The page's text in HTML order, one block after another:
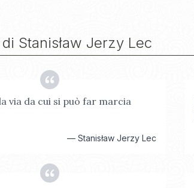
Stanisław Jerzy Lec
via da cui si può far marcia
—Stanisław Jerzy Lec